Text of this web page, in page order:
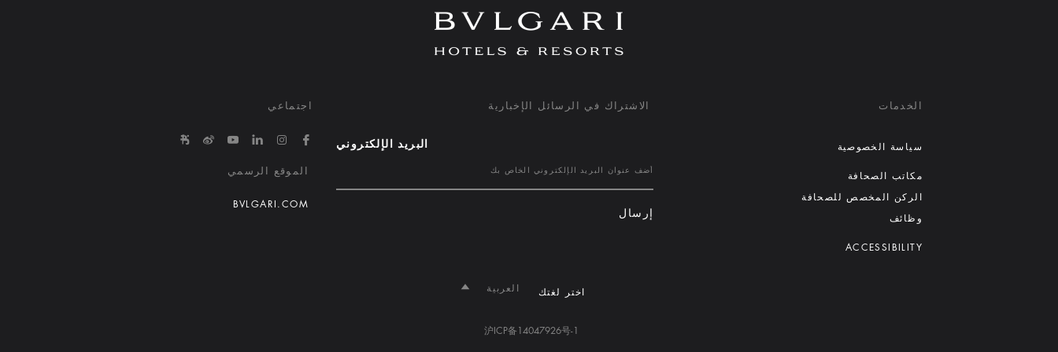
الخدمات
سياسة الخصوصية
مكاتب الصحافة
الركن المخصص للصحافة
وظائف
ACCESSIBILITY
الاشتراك في الرسائل الإخبارية
البريد الإلكتروني
إرسال
اجتماعي
www.facebook.com/bvlgarihotelsandresorts/
https://www.instagram.com/bvlgarihotels/
company/bvlgari-hotels-and-resorts/
www.youtube.com/@bvlgarihotels/
http://weibo.com/bulgarihotels
الموقع الرسمي
BVLGARI.COM
اختر لغتك العربية
沪ICP备14047926号-1